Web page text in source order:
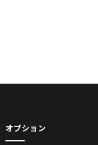
オプション